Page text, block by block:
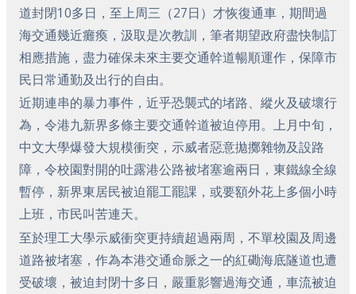
道封閉10多日，至上周三（27日）才恢復通車，期間過
海交通幾近癱瘓，汲取是次教訓，筆者期望政府盡快制訂
相應措施，盡力確保未來主要交通幹道暢順運作，保障市
民日常通勤及出行的自由。
近期連串的暴力事件，近乎恐襲式的堵路、縱火及破壞行
為，令港九新界多條主要交通幹道被迫停用。上月中旬，
中文大學爆發大規模衝突，示威者惡意拋擲雜物及設路
障，令校園對開的吐露港公路被堵塞逾兩日，東鐵線全線
暫停，新界東居民被迫罷工罷課，或要額外花上多個小時
上班，市民叫苦連天。
至於理工大學示威衝突更持續超過兩周，不單校園及周邊
道路被堵塞，作為本港交通命脈之一的紅磡海底隧道也遭
受破壞，被迫封閉十多日，嚴重影響過海交通，車流被迫